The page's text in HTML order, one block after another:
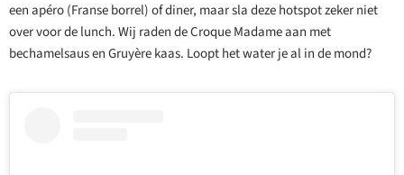
een apéro (Franse borrel) of diner, maar sla deze hotspot zeker niet
over voor de lunch. Wij raden de Croque Madame aan met
bechamelsaus en Gruyère kaas. Loopt het water je al in de mond?